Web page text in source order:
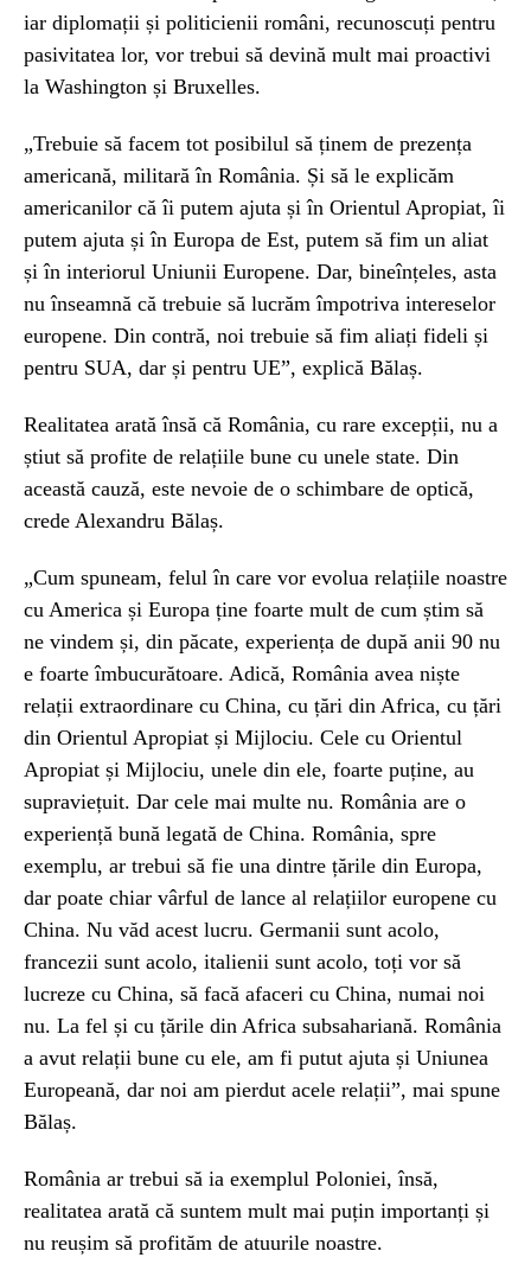
iar diplomații și politicienii români, recunoscuți pentru
pasivitatea lor, vor trebui să devină mult mai proactivi
la Washington și Bruxelles.
„Trebuie să facem tot posibilul să ținem de prezența
americană, militară în România. Și să le explicăm
americanilor că îi putem ajuta și în Orientul Apropiat, îi
putem ajuta și în Europa de Est, putem să fim un aliat
și în interiorul Uniunii Europene. Dar, bineînțeles, asta
nu înseamnă că trebuie să lucrăm împotriva intereselor
europene. Din contră, noi trebuie să fim aliați fideli și
pentru SUA, dar și pentru UE”, explică Bălaș.
Realitatea arată însă că România, cu rare excepții, nu a
știut să profite de relațiile bune cu unele state. Din
această cauză, este nevoie de o schimbare de optică,
crede Alexandru Bălaș.
„Cum spuneam, felul în care vor evolua relațiile noastre
cu America și Europa ține foarte mult de cum știm să
ne vindem și, din păcate, experiența de după anii 90 nu
e foarte îmbucurătoare. Adică, România avea niște
relații extraordinare cu China, cu țări din Africa, cu țări
din Orientul Apropiat și Mijlociu. Cele cu Orientul
Apropiat și Mijlociu, unele din ele, foarte puține, au
supraviețuit. Dar cele mai multe nu. România are o
experiență bună legată de China. România, spre
exemplu, ar trebui să fie una dintre țările din Europa,
dar poate chiar vârful de lance al relațiilor europene cu
China. Nu văd acest lucru. Germanii sunt acolo,
francezii sunt acolo, italienii sunt acolo, toți vor să
lucreze cu China, să facă afaceri cu China, numai noi
nu. La fel și cu țările din Africa subsahariană. România
a avut relații bune cu ele, am fi putut ajuta și Uniunea
Europeană, dar noi am pierdut acele relații”, mai spune
Bălaș.
România ar trebui să ia exemplul Poloniei, însă,
realitatea arată că suntem mult mai puțin importanți și
nu reușim să profităm de atuurile noastre.